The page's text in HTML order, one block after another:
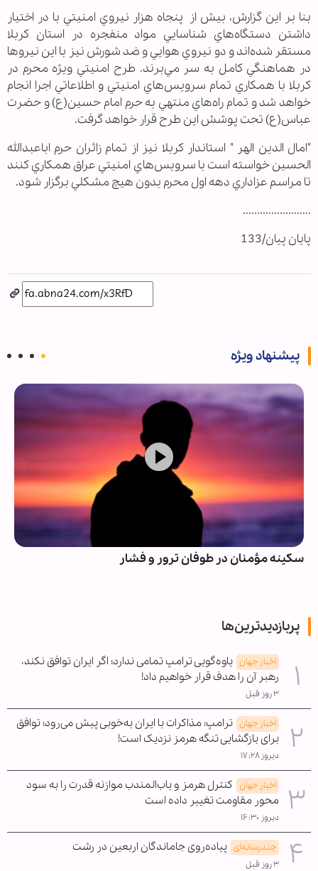
بنا بر اين گزارش، بيش از پنجاه هزار نيروي امنيتي با در اختيار
داشتن دستگاه‌هاي شناسايي مواد منفجره در استان كربلا
مستقر شده‌اند و دو نيروي هوايي و ضد شورش نيز با اين نيروها
در هماهنگي كامل به سر مي‌برند. طرح امنيتي ويژه محرم در
كربلا با همكاري تمام سرويس‌هاي امنيتي و اطلاعاتي اجرا انجام
خواهد شد و تمام راه‌هاي منتهي به حرم امام حسين(ع) و حضرت
عباس(ع) تحت پوشش اين طرح قرار خواهد گرفت.
"امال الدين الهر " استاندار كربلا نيز از تمام زائران حرم اباعبدالله
الحسين خواسته است با سرويس‌هاي امنيتي عراق همكاري كنند
تا مراسم عزاداري دهه اول محرم بدون هيچ مشكلي برگزار شود.
........................
پایان پیان/133
پیشنهاد ویژه
سکینه مؤمنان در طوفان ترور و فشار
پربازدیدترین‌ها
اخبار جهان یاوه‌گویی ترامپ تمامی ندارد؛ اگر ایران توافق نکند،
رهبر آن را هدف قرار خواهیم داد!
۳ روز قبل
اخبار جهان ترامپ: مذاکرات با ایران به‌خوبی پیش می‌رود؛ توافق
برای بازگشایی تنگه هرمز نزدیک است!
دیروز ۱۷:۲۸
اخبار جهان کنترل هرمز و باب‌المندب موازنه قدرت را به سود
محور مقاومت تغییر داده است
دیروز ۱۶:۳۰
چندرسانه‌ای پیاده‌روی جاماندگان اربعین در رشت
۳ روز قبل